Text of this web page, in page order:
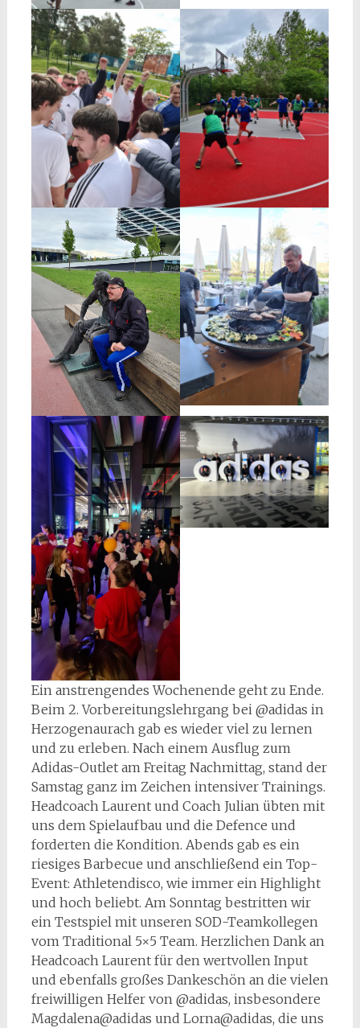
Ein anstrengendes Wochenende geht zu Ende.
Beim 2. Vorbereitungslehrgang bei @adidas in
Herzogenaurach gab es wieder viel zu lernen
und zu erleben. Nach einem Ausflug zum
Adidas-Outlet am Freitag Nachmittag, stand der
Samstag ganz im Zeichen intensiver Trainings.
Headcoach Laurent und Coach Julian übten mit
uns dem Spielaufbau und die Defence und
forderten die Kondition. Abends gab es ein
riesiges Barbecue und anschließend ein Top-
Event: Athletendisco, wie immer ein Highlight
und hoch beliebt. Am Sonntag bestritten wir
ein Testspiel mit unseren SOD-Teamkollegen
vom Traditional 5×5 Team. Herzlichen Dank an
Headcoach Laurent für den wertvollen Input
und ebenfalls großes Dankeschön an die vielen
freiwilligen Helfer von @adidas, insbesondere
Magdalena@adidas und Lorna@adidas, die uns